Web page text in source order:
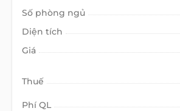
Số phòng ngủ
Diện tích
Giá
Thuế
Phí QL